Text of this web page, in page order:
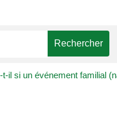
il si un événement familial